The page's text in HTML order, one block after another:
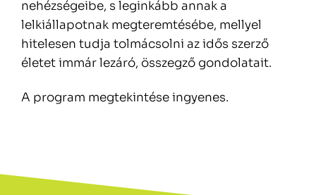
nehézségeibe, s leginkább annak a
lelkiállapotnak megteremtésébe, mellyel
hitelesen tudja tolmácsolni az idős szerző
életet immár lezáró, összegző gondolatait.
A program megtekintése ingyenes.